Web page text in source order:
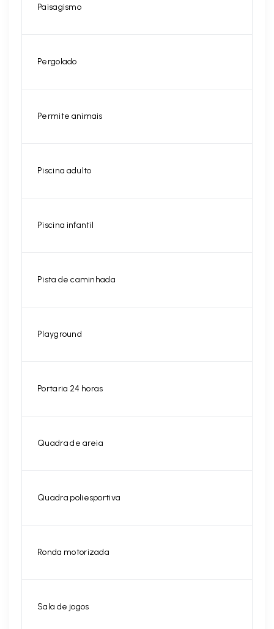
Paisagismo
Pergolado
Permite animais
Piscina adulto
Piscina infantil
Pista de caminhada
Playground
Portaria 24 horas
Quadra de areia
Quadra poliesportiva
Ronda motorizada
Sala de jogos